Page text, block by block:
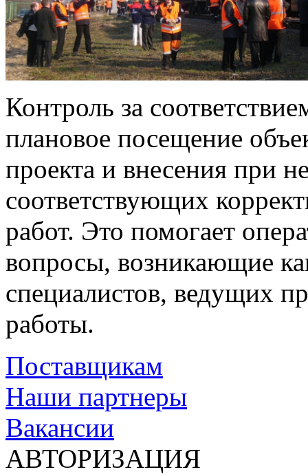
Контроль за
плановое посещение
проекта и внесения при
соответствующих
работ. Это помогает
вопросы, возникающие
специалистов, ведущих
работы.
Поставщикам
Наши партнеры
Вакансии
АВТОРИЗАЦИЯ